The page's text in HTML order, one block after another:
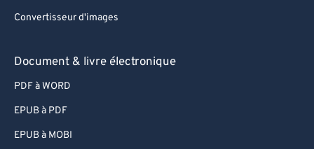
Convertisseur d'images
Document & livre électronique
PDF à WORD
EPUB à PDF
EPUB à MOBI